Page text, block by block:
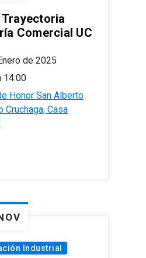
Comercial UC
de 2025
14:00
Honor San Alberto
Cruchaga, Casa
Industrial